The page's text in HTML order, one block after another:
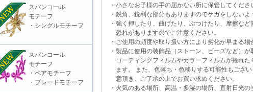
・小さなお子様の手の届かない所に保管してくださ
・鋭角、鋭利な部分もありますのでケガをしないよ
・強く押したり、曲げたり、ぶつけたり、摩擦など
恐れがありますのでご注意ください。
・ご使用の頻度や取り扱い方により劣化が早まる場
・製品に使用の装飾品（ストーン、ビーズなど）が
コーティングフィルムやカラーフィルムが捲れた
ます。 また、色落ち・色移りする可能性もござい
意頂き、ご了承の上でお買い求めください。
・火気のある場所、高温・多湿の場所、直射日光の
スパンコール
モチーフ
・シングルモチーフ
スパンコール
モチーフ
・ペアモチーフ
・ブレードモチーフ